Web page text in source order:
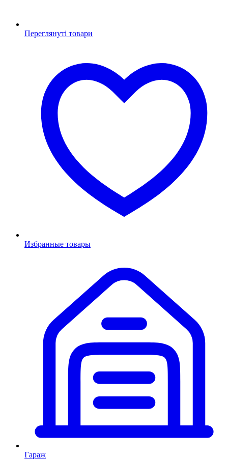
Переглянуті товари
Избранные товары
Гараж